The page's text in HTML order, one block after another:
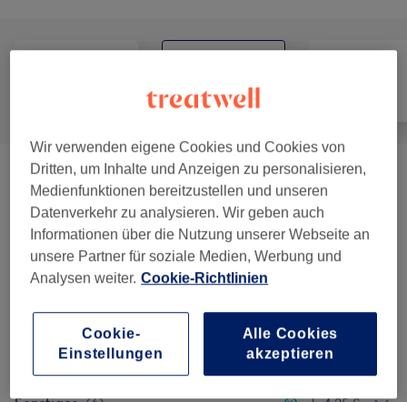
Nägel
Nagelmodellage Mit Gel ( 6)
Zehenmodellage ab 38,25 €
Maniküre
Pediküre (4) ab 21,25 €
Design (3) ab 0,85 €
Wir verwenden eigene Cookies und Cookies von
Dritten, um Inhalte und Anzeigen zu personalisieren,
Medienfunktionen bereitzustellen und unseren
Datenverkehr zu analysieren. Wir geben auch
Informationen über die Nutzung unserer Webseite an
unsere Partner für soziale Medien, Werbung und
Analysen weiter. Cookie-Richtlinien
Cookie-
Einstellungen
Alle Cookies
akzeptieren